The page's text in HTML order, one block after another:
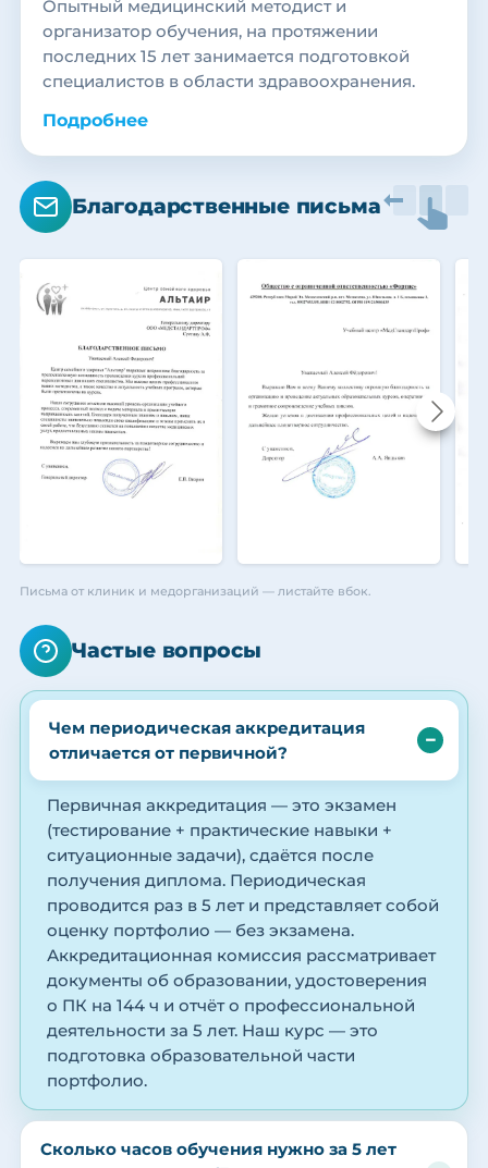
Опытный медицинский методист и
организатор обучения, на протяжении
последних 15 лет занимается подготовкой
специалистов в области здравоохранения.
Подробнее
Благодарственные письма
Письма от клиник и медорганизаций — листайте вбок.
Частые вопросы
Чем периодическая аккредитация
отличается от первичной?
Первичная аккредитация — это экзамен
(тестирование + практические навыки +
ситуационные задачи), сдаётся после
получения диплома. Периодическая
проводится раз в 5 лет и представляет собой
оценку портфолио — без экзамена.
Аккредитационная комиссия рассматривает
документы об образовании, удостоверения
о ПК на 144 ч и отчёт о профессиональной
деятельности за 5 лет. Наш курс — это
подготовка образовательной части
портфолио.
Сколько часов обучения нужно за 5 лет